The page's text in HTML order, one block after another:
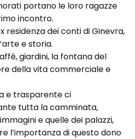
portano le loro ragazze
incontro.
residenza dei conti di Ginevra,
e storia.
giardini, la fontana del
della vita commerciale e
e trasparente ci
tutta la camminata,
e quelle dei palazzi,
l’importanza di questo dono